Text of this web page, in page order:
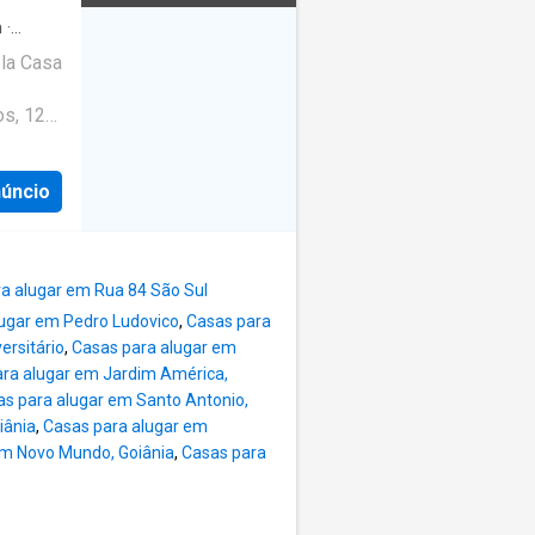
·
Casa
12
de
alugar em Rua 84 São Sul
em Pedro Ludovico, Casas para
, Casas para alugar em
alugar em Jardim América,
para alugar em Santo Antonio,
, Casas para alugar em
Novo Mundo, Goiânia, Casas para